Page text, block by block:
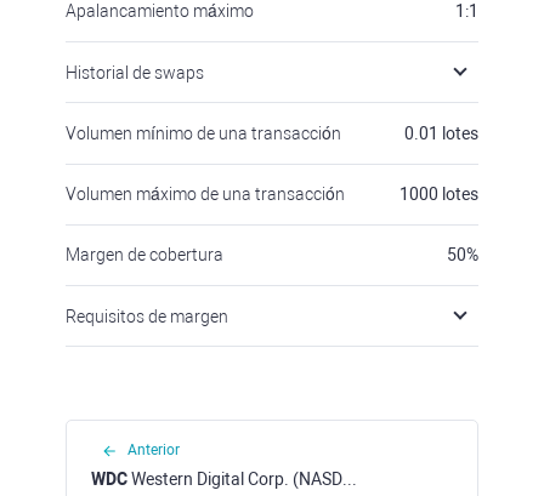
Apalancamiento máximo 1:1
Historial de swaps
Volumen mínimo de una transacción 0.01 lotes
Volumen máximo de una transacción 1000 lotes
Margen de cobertura 50%
Requisitos de margen
Anterior
WDCWestern Digital Corp. (NASDAQ)